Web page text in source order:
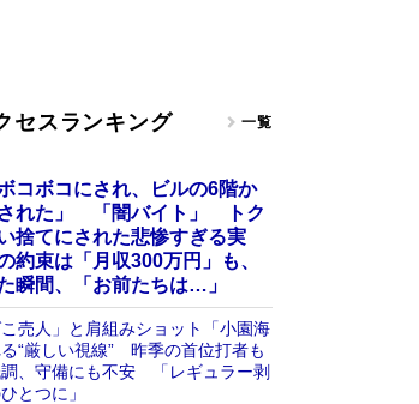
セスランキング 一覧
コボコにされ、ビルの6階か
れた」 「闇バイト」 トク
捨てにされた悲惨すぎる実
束は「月収300万円」も、
瞬間、「お前たちは…」
こ売人」と肩組みショット「小園海
“厳しい視線” 昨季の首位打者も
、守備にも不安 「レギュラー剥
とつに」